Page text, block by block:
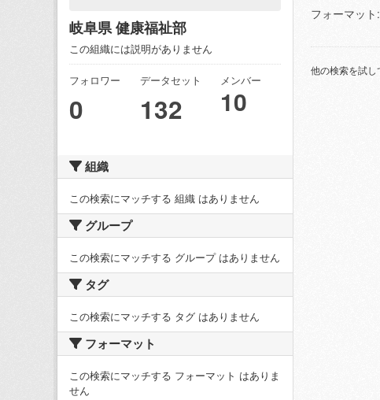
岐阜県 健康福祉部
この組織には説明がありません
フォロワー
0
データセット
132
メンバー
10
組織
この検索にマッチする 組織 はありません
グループ
この検索にマッチする グループ はありません
タグ
この検索にマッチする タグ はありません
フォーマット
この検索にマッチする フォーマット はありま
せん
フォーマット:
他の検索を試し